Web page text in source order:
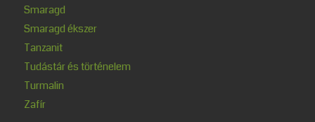
Smaragd
Smaragd ékszer
Tanzanit
Tudástár és történelem
Turmalin
Zafír